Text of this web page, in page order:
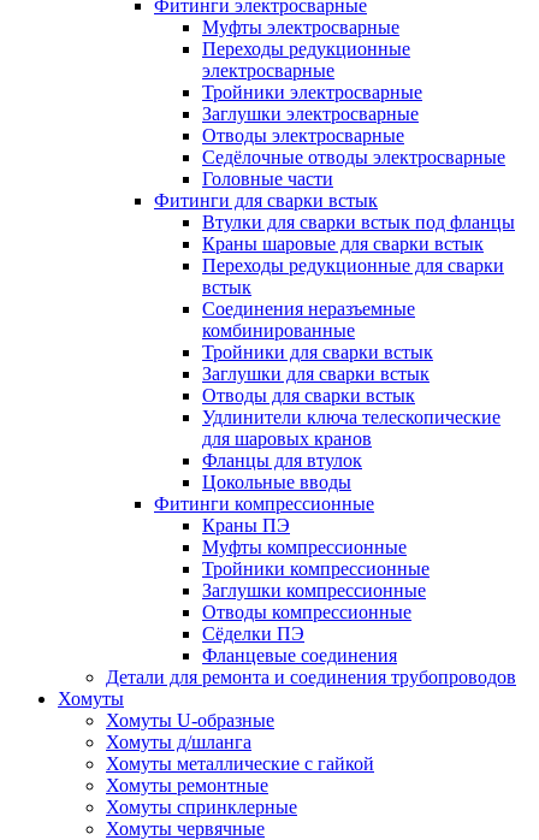
Фитинги электросварные
Муфты электросварные
Переходы редукционные
электросварные
Тройники электросварные
Заглушки электросварные
Отводы электросварные
Седёлочные отводы электросварные
Головные части
Фитинги для сварки встык
Втулки для сварки встык под фланцы
Краны шаровые для сварки встык
Переходы редукционные для сварки
встык
Соединения неразъемные
комбинированные
Тройники для сварки встык
Заглушки для сварки встык
Отводы для сварки встык
Удлинители ключа телескопические
для шаровых кранов
Фланцы для втулок
Цокольные вводы
Фитинги компрессионные
Краны ПЭ
Муфты компрессионные
Тройники компрессионные
Заглушки компрессионные
Отводы компрессионные
Сёделки ПЭ
Фланцевые соединения
Детали для ремонта и соединения трубопроводов
Хомуты
Хомуты U-образные
Хомуты д/шланга
Хомуты металлические с гайкой
Хомуты ремонтные
Хомуты спринклерные
Хомуты червячные